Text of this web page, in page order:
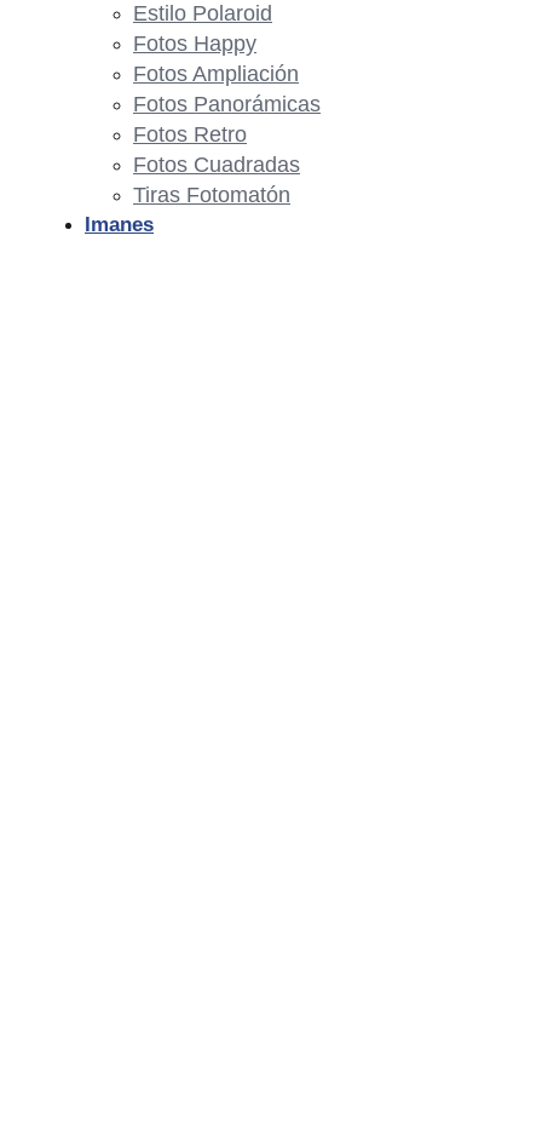
Estilo Polaroid
Fotos Happy
Fotos Ampliación
Fotos Panorámicas
Fotos Retro
Fotos Cuadradas
Tiras Fotomatón
Imanes